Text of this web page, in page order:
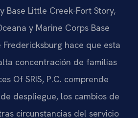
Base Little Creek-Fort Story,
y Marine Corps Base
hace que esta
concentración de familias
Of SRIS, P.C. comprende
despliegue, los cambios de
circunstancias del servicio